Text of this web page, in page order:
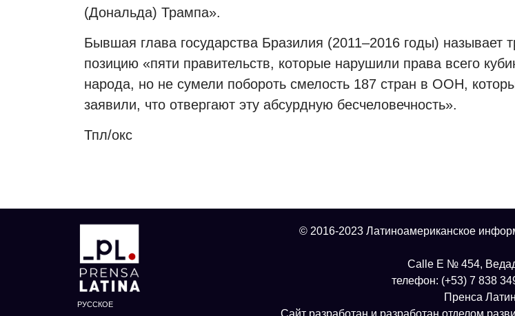
(Дональда) Трампа».
Бывшая глава государства Бразилия (2011–2016 годы) называет
позицию «пяти правительств, которые нарушили права всего
народа, но не сумели побороть смелость 187 стран в ООН,
заявили, что отвергают эту абсурдную бесчеловечность».
Тпл/окс
РУССКОЕ
© 2016-2023 Латиноамериканское
Calle E № 454,
телефон: (+53) 7 838
Пренса